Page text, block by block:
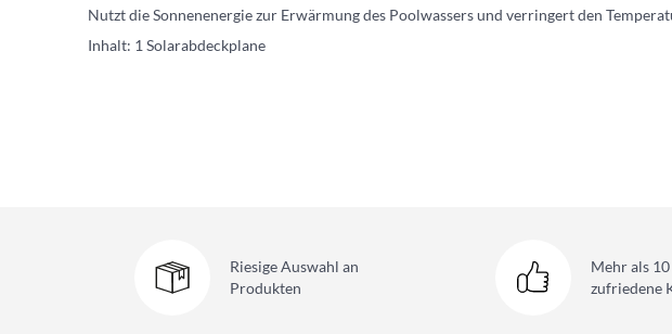
Nutzt die Sonnenenergie zur Erwärmung des Poolwassers und verringert den
Inhalt: 1 Solarabdeckplane
Riesige Auswahl an
Produkten
Mehr als
zufriedene